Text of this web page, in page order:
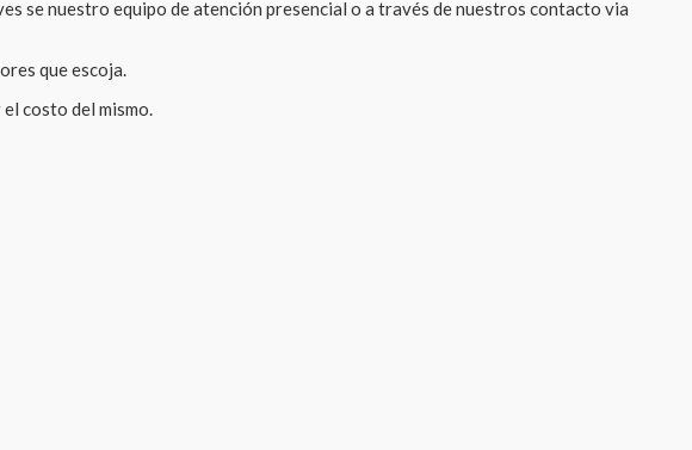
se nuestro equipo de atención presencial o a través de nuestros contacto via
que escoja.
costo del mismo.